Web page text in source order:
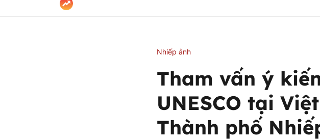
Nhiếp ảnh
Tham vấn ý
UNESCO tại
Thành phố